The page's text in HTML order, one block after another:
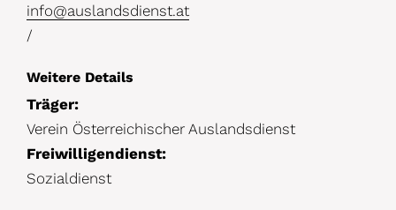
info@auslandsdienst.at
/
Weitere Details
Träger:
Verein Österreichischer Auslandsdienst
Freiwilligendienst:
Sozialdienst